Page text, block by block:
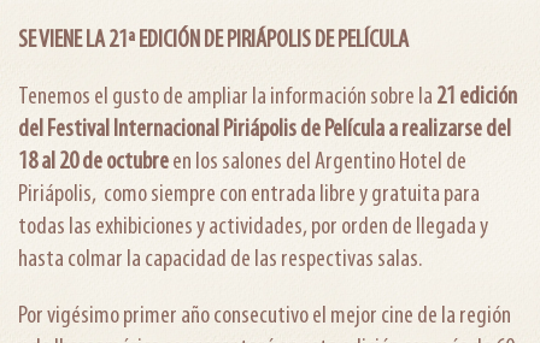
SE VIENE LA 21ª EDICIÓN DE PIRIÁPOLIS DE PELÍCULA
Tenemos el gusto de ampliar la información sobre la 21 edición
del Festival Internacional Piriápolis de Película a realizarse del
18 al 20 de octubreen los salones del Argentino Hotel de
Piriápolis, como siempre con entrada libre y gratuita para
todas las exhibiciones y actividades, por orden de llegada y
hasta colmar la capacidad de las respectivas salas.
Por vigésimo primer año consecutivo el mejor cine de la región